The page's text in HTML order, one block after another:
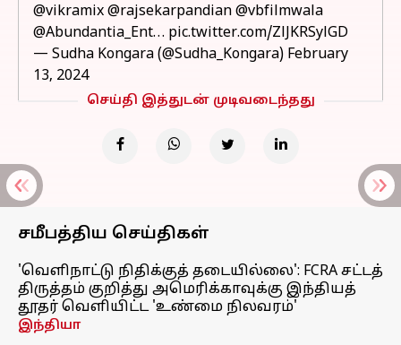
@vikramix @rajsekarpandian @vbfilmwala
@Abundantia_Ent… pic.twitter.com/ZlJKRSylGD
— Sudha Kongara (@Sudha_Kongara) February
13, 2024
செய்தி இத்துடன் முடிவடைந்தது
சமீபத்திய செய்திகள்
'வெளிநாட்டு நிதிக்குத் தடையில்லை': FCRA சட்டத்
திருத்தம் குறித்து அமெரிக்காவுக்கு இந்தியத்
தூதர் வெளியிட்ட 'உண்மை நிலவரம்'
இந்தியா